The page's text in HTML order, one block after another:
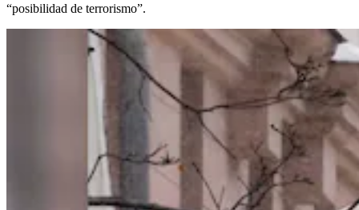
“posibilidad de terrorismo”.